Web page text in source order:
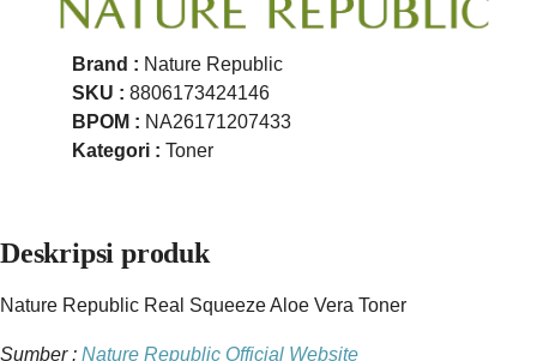
Brand : Nature Republic
SKU : 8806173424146
BPOM : NA26171207433
Kategori : Toner
Deskripsi produk
Nature Republic Real Squeeze Aloe Vera Toner
Sumber : Nature Republic Official Website